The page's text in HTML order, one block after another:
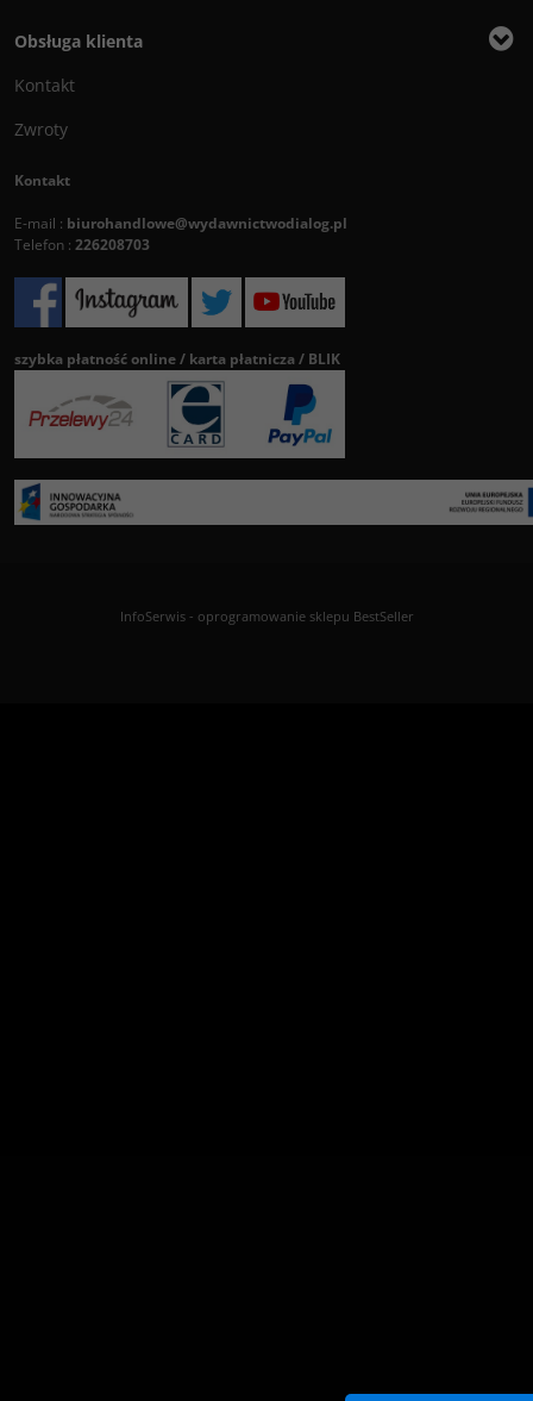
Obsługa klienta
Kontakt
Zwroty
Kontakt
E-mail : biurohandlowe@wydawnictwodialog.pl
Telefon : 226208703
szybka płatność online / karta płatnicza / BLIK
InfoSerwis- oprogramowanie sklepu BestSeller